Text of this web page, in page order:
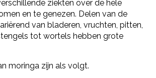
ziekten over de hele
en te genezen. Delen van de
van bladeren, vruchten, pitten,
tot wortels hebben grote
moringa zijn als volgt.